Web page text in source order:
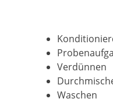
Verdünnen
Waschen